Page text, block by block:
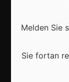
Melden Sie
Sie fortan